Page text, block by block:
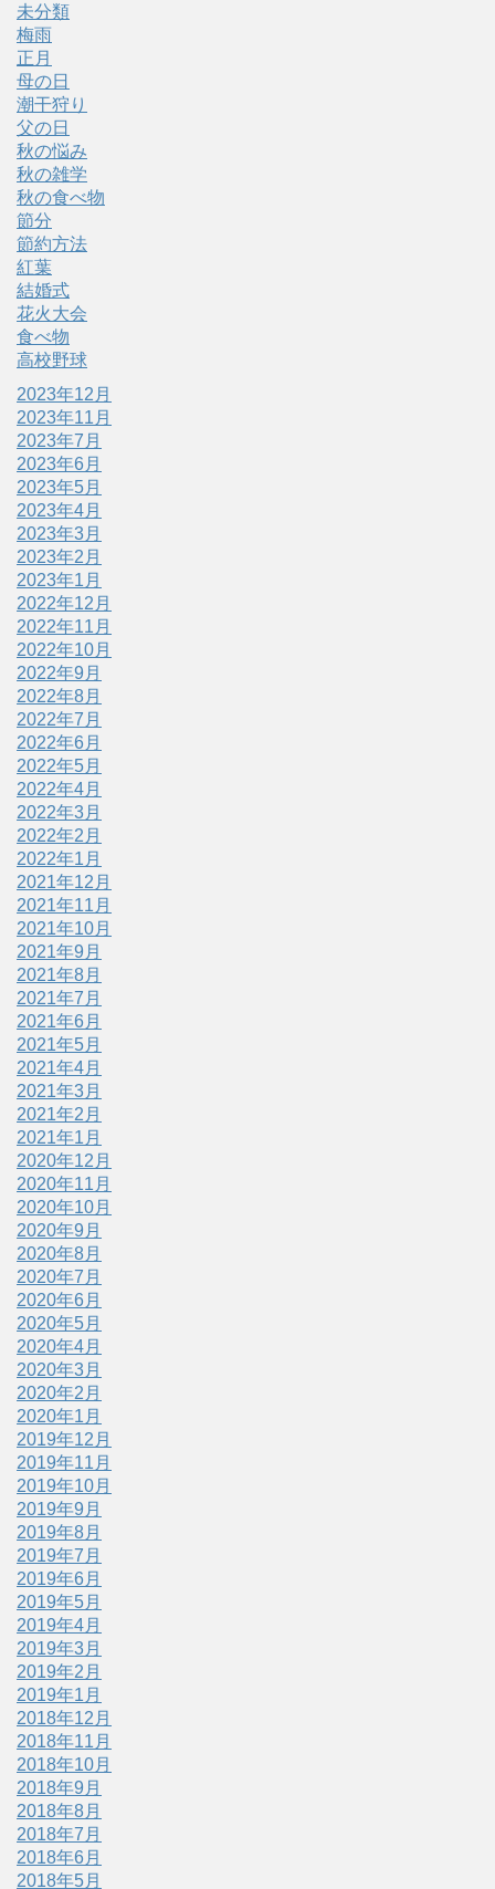
未分類
梅雨
正月
母の日
潮干狩り
父の日
秋の悩み
秋の雑学
秋の食べ物
節分
節約方法
紅葉
結婚式
花火大会
食べ物
高校野球
2023年12月
2023年11月
2023年7月
2023年6月
2023年5月
2023年4月
2023年3月
2023年2月
2023年1月
2022年12月
2022年11月
2022年10月
2022年9月
2022年8月
2022年7月
2022年6月
2022年5月
2022年4月
2022年3月
2022年2月
2022年1月
2021年12月
2021年11月
2021年10月
2021年9月
2021年8月
2021年7月
2021年6月
2021年5月
2021年4月
2021年3月
2021年2月
2021年1月
2020年12月
2020年11月
2020年10月
2020年9月
2020年8月
2020年7月
2020年6月
2020年5月
2020年4月
2020年3月
2020年2月
2020年1月
2019年12月
2019年11月
2019年10月
2019年9月
2019年8月
2019年7月
2019年6月
2019年5月
2019年4月
2019年3月
2019年2月
2019年1月
2018年12月
2018年11月
2018年10月
2018年9月
2018年8月
2018年7月
2018年6月
2018年5月